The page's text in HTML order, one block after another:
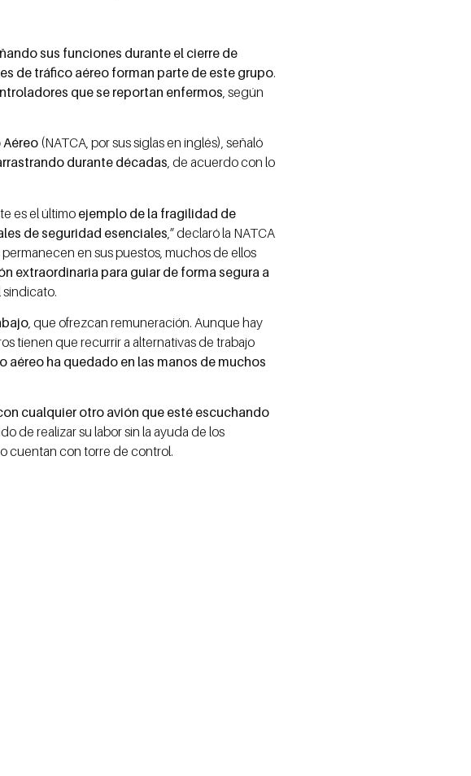
sus funciones durante el cierre de
de tráfico aéreo forman parte de este grupo.
que se reportan enfermos , según
(NATCA, por sus siglas en inglés), señaló
durante décadas, de acuerdo con lo
es el último ejemplo de la fragilidad de
de seguridad esenciales ,” declaró la NATCA
en sus puestos, muchos de ellos
extraordinaria para guiar de forma segura a
sindicato.
, que ofrezcan remuneración. Aunque hay
tienen que recurrir a alternativas de trabajo
aéreo ha quedado en las manos de muchos
cualquier otro avión que esté escuchando
de realizar su labor sin la ayuda de los
cuentan con torre de control.